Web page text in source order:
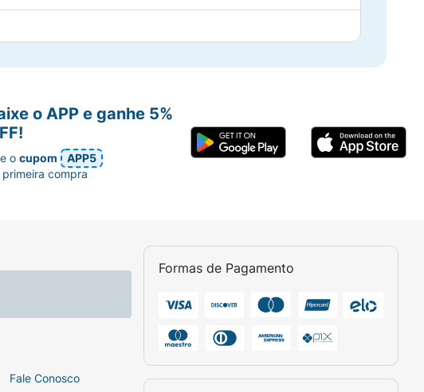
ou como acompanhamento.
crocante!
Fale Conosco
Formas de Pagamento
o APP e ganhe 5%
ocupom
APP5
primeira compra